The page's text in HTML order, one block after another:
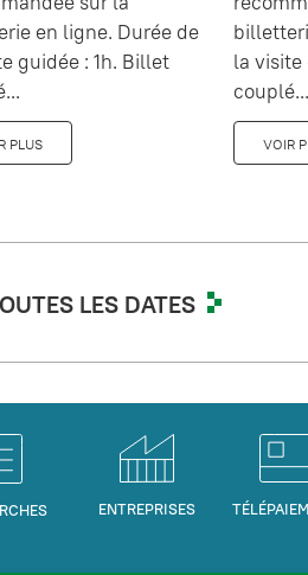
en ligne. Durée de
guidée : 1h. Billet
PLUS
la visite
couplé...
VOIR
LES DATES
ENTREPRISES